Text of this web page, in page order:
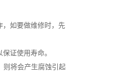
如要做维修时，先
证使用寿命。
则将会产生腐蚀引起